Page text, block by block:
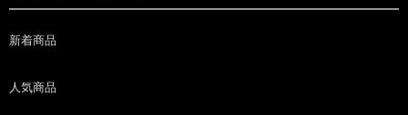
新着商品
人気商品